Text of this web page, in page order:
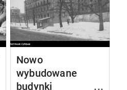
Nowo
wybudowane
budynki w